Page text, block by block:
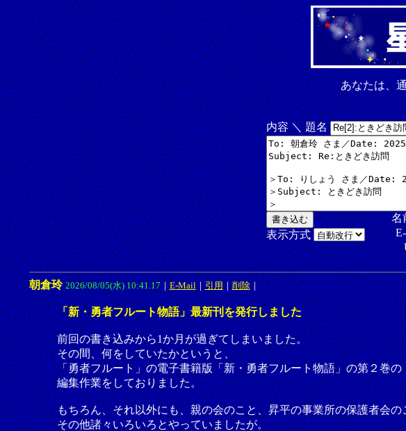
あなたは、
内容 ＼ 題名
表示方式
名
朝倉玲 2026/08/05(水) 10:41.17｜E-Mail｜引用｜削除｜
「新・勇者フルート物語」最新刊を発行しました
前回の書き込みから1か月が過ぎてしまいました。
その間、何をしていたかというと、
「勇者フルート」の電子書籍版「新・勇者フルート物語」の第２巻の
編集作業をしておりました。
もちろん、それ以外にも、親の会のこと、昇平の事業所の保護者会の
その他諸々いろいろとやっていましたが。